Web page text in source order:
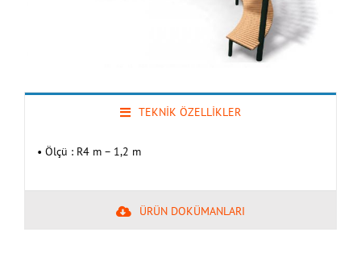
TEKNİK ÖZELLİKLER
• Ölçü : R4 m – 1,2 m
ÜRÜN DOKÜMANLARI